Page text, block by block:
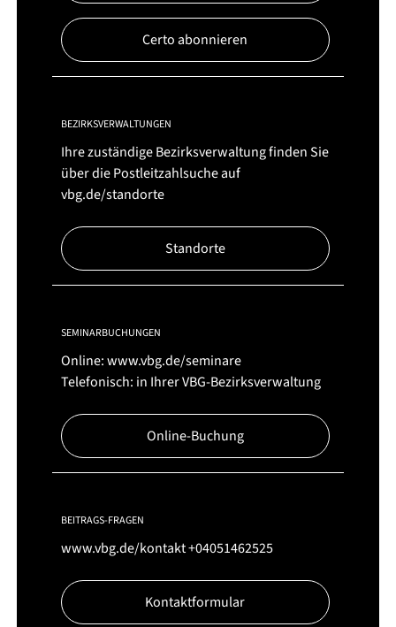
Certo abonnieren
BEZIRKSVERWALTUNGEN
Ihre zuständige Bezirksverwaltung finden Sie
über die Postleitzahlsuche auf
vbg.de/standorte
Standorte
SEMINARBUCHUNGEN
Online:www.vbg.de/seminare
Telefonisch: in Ihrer VBG-Bezirksverwaltung
Online-Buchung
BEITRAGS-FRAGEN
www.vbg.de/kontakt+04051462525
Kontaktformular